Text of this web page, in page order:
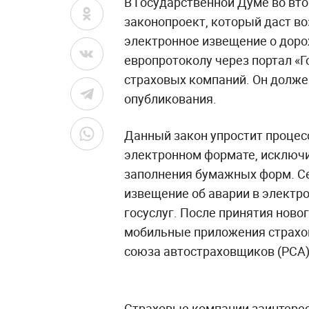
законопроект, который даст
электронное извещение о
европротоколу через портал
страховых компаний. Он
опубликования.
Данный закон упростит
электронном формате,
заполнения бумажных форм.
извещение об аварии в
госуслуг. После принятия
мобильные приложения
союза автостраховщиков